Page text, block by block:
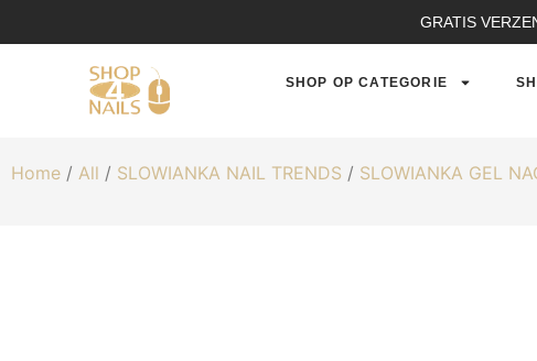
GRATIS
SHOP OP CATEGORIE
Home / All / SLOWIANKA NAIL TRENDS / SLOWIANKA GEL